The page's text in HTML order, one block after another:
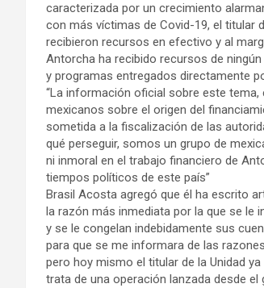
caracterizada por un crecimiento
con más víctimas de Covid-19, el titular
recibieron recursos en efectivo y al
Antorcha ha recibido recursos de
y programas entregados directamente
“La información oficial sobre este
mexicanos sobre el origen del
sometida a la fiscalización de las
qué perseguir, somos un grupo de
ni inmoral en el trabajo financiero de
tiempos políticos de este país”
Brasil Acosta agregó que él ha escrito
la razón más inmediata por la que se le
y se le congelan indebidamente sus
para que se me informara de las
pero hoy mismo el titular de la Unidad
trata de una operación lanzada desde el